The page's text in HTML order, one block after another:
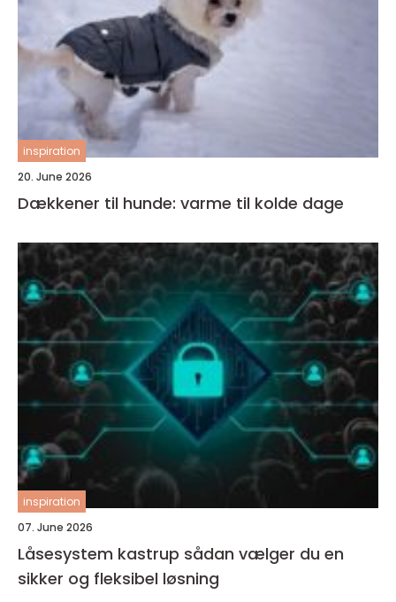
inspiration
20. June 2026
Dækkener til hunde: varme til kolde dage
inspiration
07. June 2026
Låsesystem kastrup sådan vælger du en
sikker og fleksibel løsning